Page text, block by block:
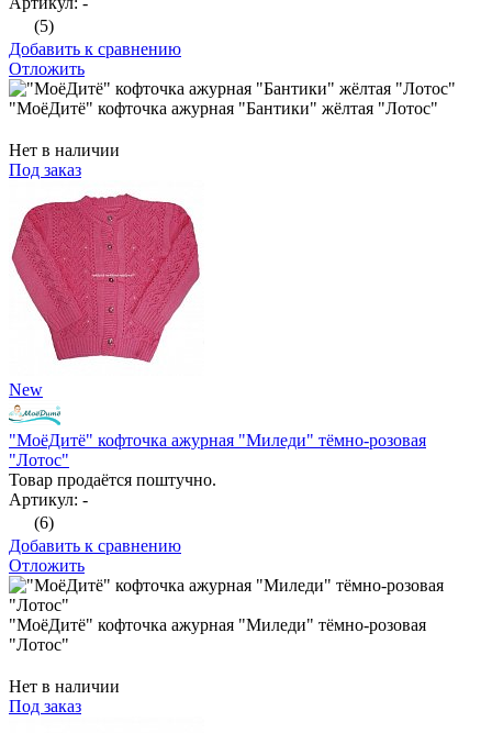
(5)
Добавить к сравнению
Отложить
"МоёДитё" кофточка ажурная "Бантики" жёлтая "Лотос"
Нет в наличии
Под заказ
New
"МоёДитё" кофточка ажурная "Миледи" тёмно-розовая
"Лотос"
Товар продаётся поштучно.
Артикул: -
(6)
Добавить к сравнению
Отложить
"МоёДитё" кофточка ажурная "Миледи" тёмно-розовая
"Лотос"
Нет в наличии
Под заказ